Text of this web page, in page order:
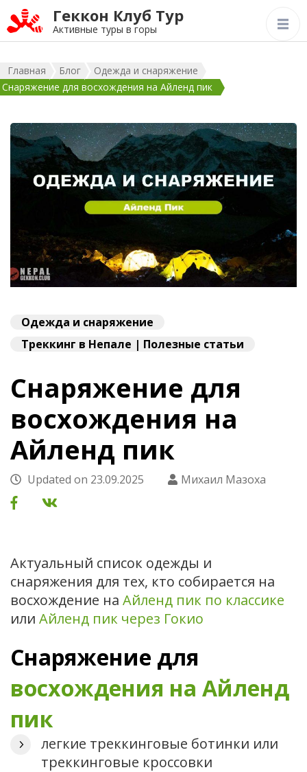
Геккон Клуб Тур
Активные туры в горы
Главная Блог
Одежда и снаряжение
Снаряжение для восхождения на Айленд пик
Одежда и снаряжение
Треккинг в Непале | Полезные статьи
Снаряжение для
восхождения на
Айленд пик
Updated on 23.09.2025 Михаил Мазоха
Актуальный список одежды и
снаряжения для тех, кто собирается на
восхождение на Айленд пик по классике
или Айленд пик через Гокио
Снаряжение для
восхождения на Айленд
пик
легкие треккинговые ботинки или
треккинговые кроссовки